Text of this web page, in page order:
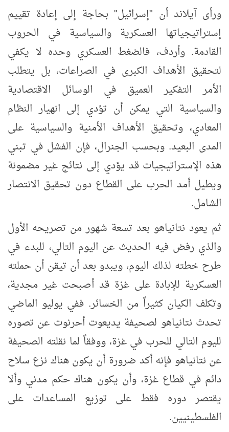
ورأى آيلاند أن "إسرائيل" بحاجة إلى إعادة تقييم
إستراتيجياتها العسكرية والسياسية في الحروب
القادمة. وأردف، فالضغط العسكري وحده لا يكفي
لتحقيق الأهداف الكبرى في الصراعات، بل يتطلب
الأمر التفكير العميق في الوسائل الاقتصادية
والسياسية التي يمكن أن تؤدي إلى انهيار النظام
المعادي، وتحقيق الأهداف الأمنية والسياسية على
المدى البعيد. وبحسب الجنرال، فإن الفشل في تبني
هذه الإستراتيجيات قد يؤدي إلى نتائج غير مضمونة
ويطيل أمد الحرب على القطاع دون تحقيق الانتصار
الشامل.
ثم يعود نتانياهو بعد تسعة شهور من تصريحه الأول
والذي رفض فيه الحديث عن اليوم التالي، للبدء في
طرح خطته لذلك اليوم، ويبدو بعد أن تيقن أن حملته
العسكرية للإبادة على غزة قد أصبحت غير مجدية،
وتكلف الكيان كثيراً من الخسائر. ففي يوليو الماضي
تحدث نتانياهو لصحيفة يديعوت أحرنوت عن تصوره
لليوم التالي للحرب في غزة، ووفقاً لما نقلته الصحيفة
عن نتانياهو فإنه أكد ضرورة أن يكون هناك نزع سلاح
دائم في قطاع غزة، وأن يكون هناك حكم مدني وألا
يقتصر دوره فقط على توزيع المساعدات على
الفلسطينيين.